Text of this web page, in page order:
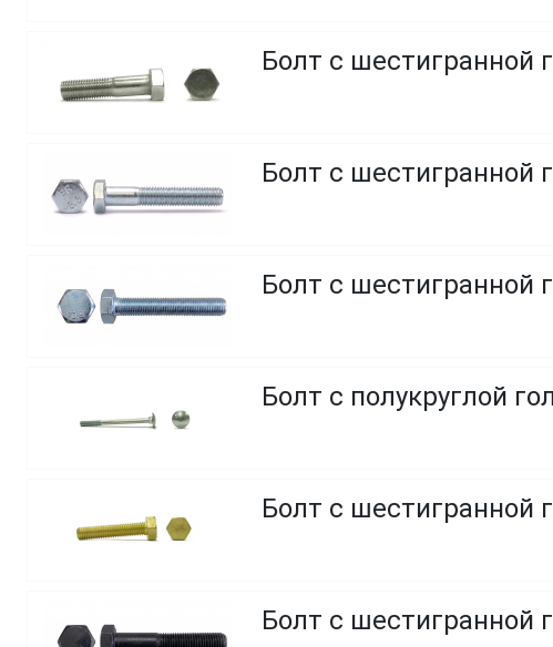
Болт с шестигранной
Болт с шестигранной
Болт с шестигранной
Болт с полукруглой
Болт с шестигранной
Болт с шестигранной